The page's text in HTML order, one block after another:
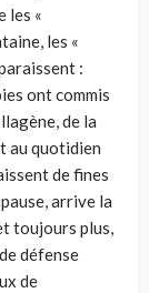
les «
les «
:
ontcommis
de la
au quotidien
de fines
arrive la
toujours plus,
défense
de